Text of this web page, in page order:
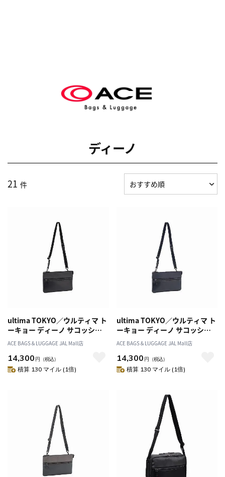
ディーノ
21 件
ultima TOKYO／ウルティマ ト
ーキョー ディーノ サコッシュ
ショルダーバッグ 68170
ACE BAGS＆LUGGAGE JAL Mall店
14,300 円 （税込）
積算 130 マイル (1倍)
ultima TOKYO／ウルティマ ト
ーキョー ディーノ サコッシュ
ショルダーバッグ 68170
ACE BAGS＆LUGGAGE JAL Mall店
14,300 円 （税込）
積算 130 マイル (1倍)